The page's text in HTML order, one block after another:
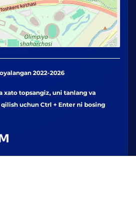
2022-2026
xato topsangiz, uni tanlang va
uchun Ctrl + Enter ni bosing